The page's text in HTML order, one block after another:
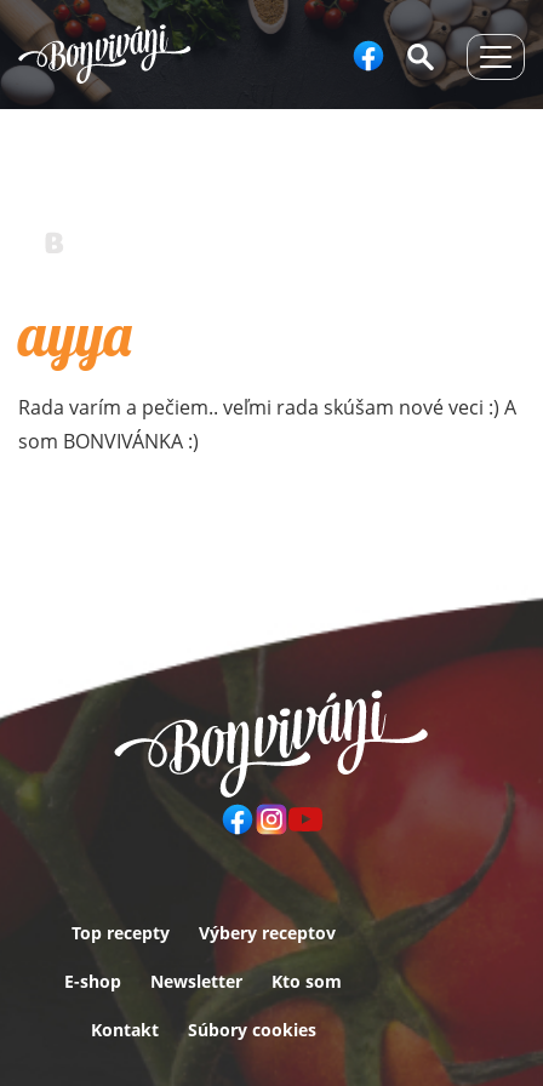
ayya
Rada varím a pečiem.. veľmi rada skúšam nové veci :) A
som BONVIVÁNKA :)
Päta
Top recepty Výbery receptov
E-shop Newsletter Kto som
Kontakt Súbory cookies